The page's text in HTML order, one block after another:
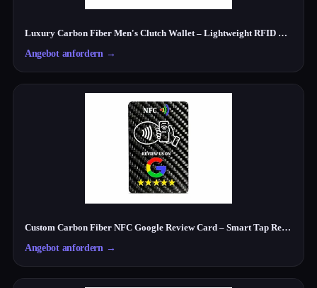
Luxury Carbon Fiber Men's Clutch Wallet – Lightweight RFID Travel Organizer
Angebot anfordern→
Custom Carbon Fiber NFC Google Review Card – Smart Tap Review Card for Businesses
Angebot anfordern→